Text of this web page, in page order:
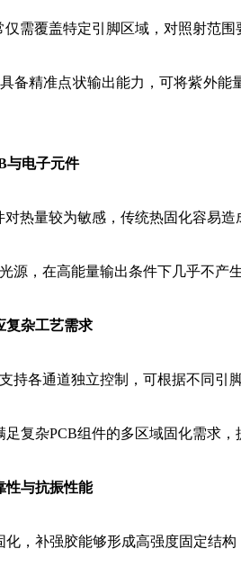
覆盖特定引脚区域，对照射范围
精准点状输出能力，可将紫外能
与电子元件
量较为敏感，传统热固化容易造
，在高能量输出条件下几乎不产生
复杂工艺需求
各通道独立控制，可根据不同引脚
杂PCB组件的多区域固化需求，
性与抗振性能
补强胶能够形成高强度固定结构